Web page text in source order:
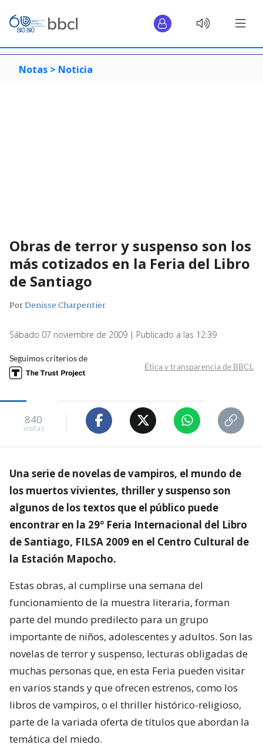
Notas > Noticia
Obras de terror y suspenso son los
más cotizados en la Feria del Libro
de Santiago
PorDenisse Charpentier
Sábado 07 noviembre de 2009 | Publicado a las 12:39
Seguimos criterios de
Ética y transparencia de BBCL
840
visitas
Una serie de novelas de vampiros, el mundo de
los muertos vivientes, thriller y suspenso son
algunos de los textos que el público puede
encontrar en la 29º Feria Internacional del Libro
de Santiago, FILSA 2009 en el Centro Cultural de
la Estación Mapocho.
Estas obras, al cumplirse una semana del
funcionamiento de la muestra literaria, forman
parte del mundo predilecto para un grupo
importante de niños, adolescentes y adultos. Son las
novelas de terror y suspenso, lecturas obligadas de
muchas personas que, en esta Feria pueden visitar
en varios stands y que ofrecen estrenos, como los
libros de vampiros, o el thriller histórico-religioso,
parte de la variada oferta de títulos que abordan la
temática del miedo.